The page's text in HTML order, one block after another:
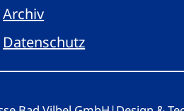
Archiv
Datenschutz